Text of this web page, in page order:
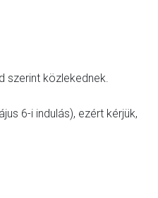
szerint közlekednek
6-i indulás), ezért kérjük,